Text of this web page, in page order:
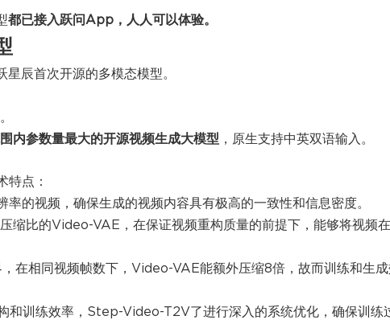
都已接入跃问App，人人可以体验。
辰首次开源的多模态模型。
内参数量最大的开源视频生成大模型 ，原生支持中英双语输入。
点：
的视频，确保生成的视频内容具有极高的一致性和信息密度。
缩比的Video-VAE，在保证视频重构质量的前提下，能够将视频
在相同视频帧数下，Video-VAE能额外压缩8倍，故而训练和生成
和训练效率，Step-Video-T2V了进行深入的系统优化，确保训练